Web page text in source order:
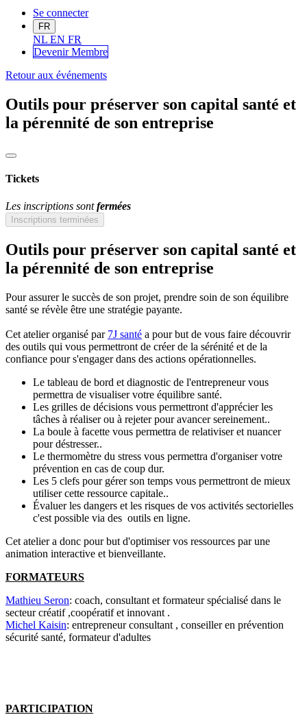
Se connecter
FR
NL EN FR
Devenir Membre
Retour aux événements
Outils pour préserver son capital santé et
la pérennité de son entreprise
Tickets
Les inscriptions sontfermées
Inscriptions terminées
Outils pour préserver son capital santé et
la pérennité de son entreprise
Pour assurer le succès de son projet, prendre soin de son équilibre
santé se révèle être une stratégie payante.
Cet atelier organisé par 7J santé a pour but de vous faire découvrir
des outils qui vous permettront de créer de la sérénité et de la
confiance pour s'engager dans des actions opérationnelles.
Le tableau de bord et diagnostic de l'entrepreneur vous
permettra de visualiser votre équilibre santé.
Les grilles de décisions vous permettront d'apprécier les
tâches à réaliser ou à rejeter pour avancer sereinement..
La boule à facette vous permettra de relativiser et nuancer
pour déstresser..
Le thermomètre du stress vous permettra d'organiser votre
prévention en cas de coup dur.
Les 5 clefs pour gérer son temps vous permettront de mieux
utiliser cette ressource capitale..
Évaluer les dangers et les risques de vos activités sectorielles
c'est possible via des outils en ligne.
Cet atelier a donc pour but d'optimiser vos ressources par une
animation interactive et bienveillante.
FORMATEURS
Mathieu Seron: coach, consultant et formateur spécialisé dans le
secteur créatif ,coopératif et innovant .
Michel Kaisin: entrepreneur consultant , conseiller en prévention
sécurité santé, formateur d'adultes
PARTICIPATION